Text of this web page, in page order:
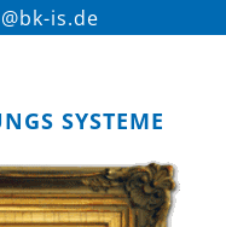
is.de
SYSTEME